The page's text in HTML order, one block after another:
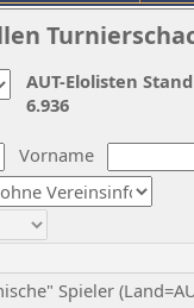
Vorname
Spieler
AUT-Elolisten
6.936